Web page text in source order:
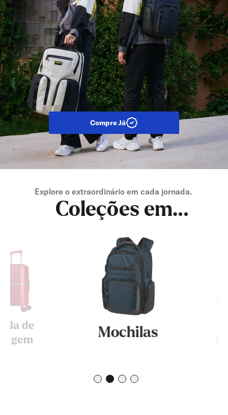
Compre Já
Explore o extraordinário em cada jornada. ​
Coleções em
Destaque
de
Mochilas